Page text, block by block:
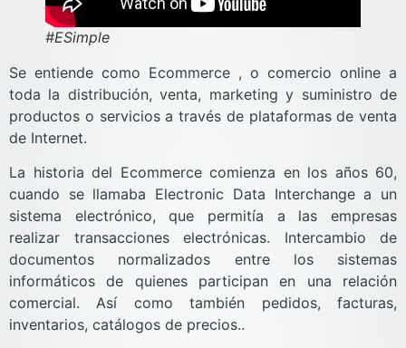
#ESimple
Se entiende como Ecommerce , o comercio online a
toda la distribución, venta, marketing y suministro de
productos o servicios a través de plataformas de venta
de Internet.
La historia del Ecommerce comienza en los años 60,
cuando se llamaba Electronic Data Interchange a un
sistema electrónico, que permitía a las empresas
realizar transacciones electrónicas. Intercambio de
documentos normalizados entre los sistemas
informáticos de quienes participan en una relación
comercial. Así como también pedidos, facturas,
inventarios, catálogos de precios..